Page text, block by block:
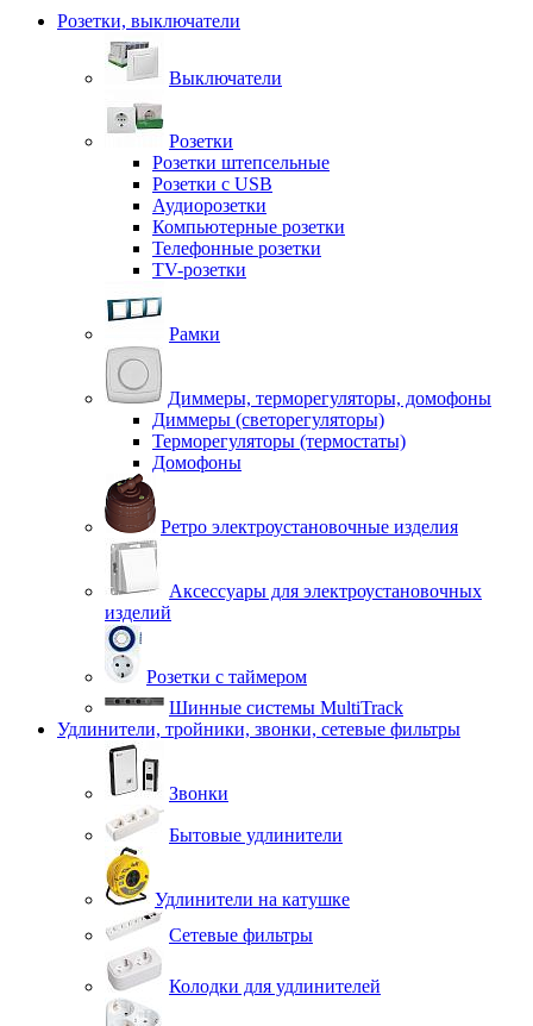
Розетки, выключатели
Выключатели
Розетки
Розетки штепсельные
Розетки с USB
Аудиорозетки
Компьютерные розетки
Телефонные розетки
TV-розетки
Рамки
Диммеры, терморегуляторы, домофоны
Диммеры (светорегуляторы)
Терморегуляторы (термостаты)
Домофоны
Ретро электроустановочные изделия
Аксессуары для электроустановочных
изделий
Розетки с таймером
Шинные системы MultiTrack
Удлинители, тройники, звонки, сетевые фильтры
Звонки
Бытовые удлинители
Удлинители на катушке
Сетевые фильтры
Колодки для удлинителей